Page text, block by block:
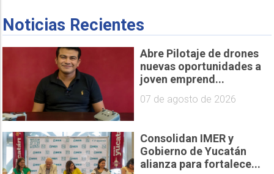
Noticias Recientes
Abre Pilotaje de drones
nuevas oportunidades a
joven emprend...
07 de agosto de 2026
Consolidan IMER y
Gobierno de Yucatán
alianza para fortalece...